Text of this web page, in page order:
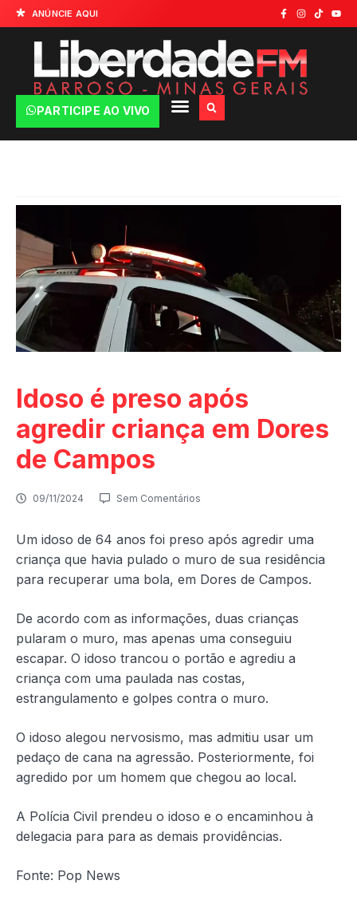
ANÚNCIE AQUI
PARTICIPE AO VIVO
Idoso é preso após
agredir criança em Dores
de Campos
09/11/2024 Sem Comentários
Um idoso de 64 anos foi preso após agredir uma
criança que havia pulado o muro de sua residência
para recuperar uma bola, em Dores de Campos.
De acordo com as informações, duas crianças
pularam o muro, mas apenas uma conseguiu
escapar. O idoso trancou o portão e agrediu a
criança com uma paulada nas costas,
estrangulamento e golpes contra o muro.
O idoso alegou nervosismo, mas admitiu usar um
pedaço de cana na agressão. Posteriormente, foi
agredido por um homem que chegou ao local.
A Polícia Civil prendeu o idoso e o encaminhou à
delegacia para para as demais providências.
Fonte: Pop News